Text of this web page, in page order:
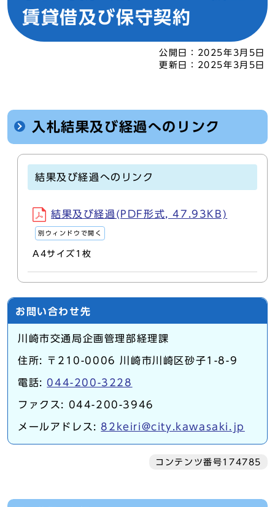
賃貸借及び保守契約
公開日：
2025年3月5日
更新日：
2025年3月5日
入札結果及び経過へのリンク
結果及び経過へのリンク
結果及び経過(PDF形式, 47.93KB)
別ウィンドウで開く
A4サイズ1枚
お問い合わせ先
川崎市交通局企画管理部経理課
住所: 〒210-0006 川崎市川崎区砂子1-8-9
電話: 044-200-3228
ファクス: 044-200-3946
メールアドレス:82keiri@city.kawasaki.jp
コンテンツ番号174785